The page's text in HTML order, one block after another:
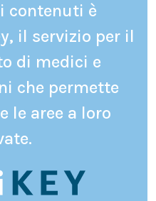
contenuti è
il servizio per il
di medici e
che permette
le aree a loro